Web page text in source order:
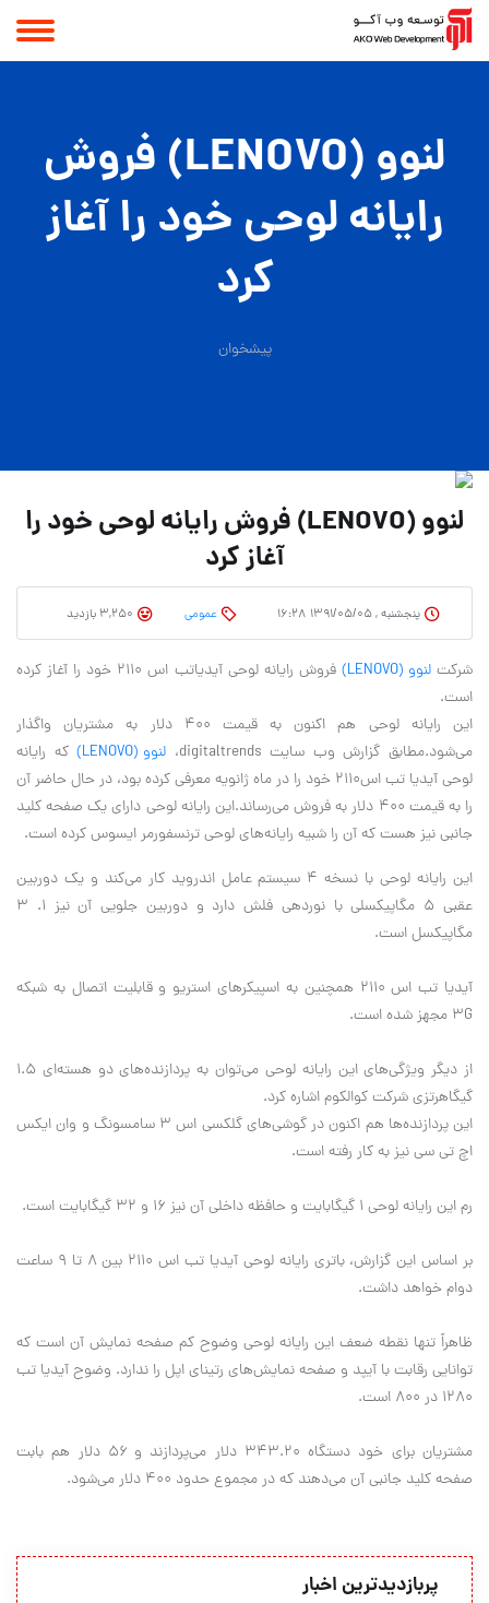
لنوو (LENOVO) فروش
رایانه لوحی خود را آغاز
کرد
پیشخوان
لنوو (LENOVO) فروش رایانه لوحی خود را
آغاز کرد
پنجشنبه , ۱۳۹۱/۰۵/۰۵ ۱۶:۲۸ عمومی
شرکتلنوو (LENOVO)
فروش رایانه لوحی آیدیاتب اس ۲۱۱۰ خود را آغاز کرده
است.
این رایانه لوحی هم اکنون به قیمت ۴۰۰ دلار به مشتریان واگذار
می‌‏شود.مطابق گزارش وب سایت digitaltrends،
لنوو (LENOVO)
که رایانه
لوحی آیدیا تب اس۲۱۱۰ خود را در ماه ژانویه معرفی کرده بود، در حال حاضر آن
را به قیمت ۴۰۰ دلار به فروش می‌رساند.این رایانه لوحی دارای یک صفحه کلید
جانبی نیز هست که آن را شبیه رایانه‌های لوحی ترنسفورمر ایسوس کرده است.
این رایانه لوحی با نسخه ۴ سیستم عامل اندروید کار می‌کند و یک دوربین
عقبی ۵ مگاپیکسلی با نوردهی فلش دارد و دوربین جلویی آن نیز ۱. ۳
مگاپیکسل است.
آیدیا تب اس ۲۱۱۰ همچنین به اسپیکرهای استریو و قابلیت اتصال به شبکه
۳G مجهز شده است.
از دیگر ویژگی‌های این رایانه لوحی می‌توان به پردازنده‌های دو هسته‌ای ۱.۵
گیگاهرتزی شرکت کوالکوم اشاره کرد.
این پردازنده‌ها هم اکنون در گوشی‌های گلکسی اس ۳ سامسونگ و وان ایکس
اچ تی سی نیز به کار رفته است.
رم این رایانه لوحی ۱ گیگابایت و حافظه داخلی آن نیز ۱۶ و ۳۲ گیگابایت است.
بر اساس این گزارش، باتری رایانه لوحی آیدیا تب اس ۲۱۱۰ بین ۸ تا ۹ ساعت
دوام خواهد داشت.
ظاهراً تنها نقطه ضعف این رایانه لوحی وضوح کم صفحه نمایش آن است که
توانایی رقابت با آیپد و صفحه نمایش‌های رتینای اپل را ندارد. وضوح آیدیا تب
۱۲۸۰ در ۸۰۰ است.
مشتریان برای خود دستگاه ۳۴۳.۲۰ دلار می‌پردازند و ۵۶ دلار هم بابت
صفحه کلید جانبی آن می‌دهند که در مجموع حدود ۴۰۰ دلار می‌شود.
پربازدیدترین اخبار